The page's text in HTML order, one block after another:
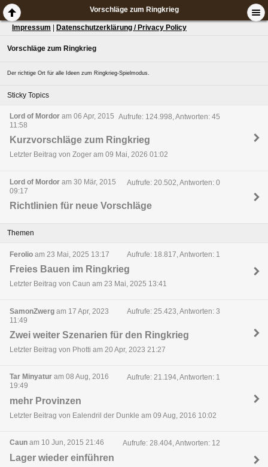
Vorschläge zum Ringkrieg
Impressum Datenschutzerklärung / Privacy Policy
Vorschläge zum Ringkrieg
Der richtige Ort für alle Ideen zum Ringkrieg-Spielmodus.
Sticky Topics
Lord of Mordor am 06 Apr, 2015
11:58
Aufrufe: 124.998, Antworten: 45
Kurzvorschläge zum Ringkrieg
Letzter Beitrag von Zoger am 09 Mai, 2026 01:02
Lord of Mordor am 30 Mär, 2015
09:17
Aufrufe: 20.502, Antworten: 0
Richtlinien für neue Vorschläge
Themen
Ferolio am 23 Mai, 2025 13:17 Aufrufe: 18.817, Antworten: 1
Freies Bauen im Ringkrieg
Letzter Beitrag von Caun am 23 Mai, 2025 13:41
SamonZwerg am 17 Apr, 2023
11:49
Aufrufe: 25.423, Antworten: 3
Zwei weiter Szenarien für den Ringkrieg
Letzter Beitrag von Photti am 20 Apr, 2023 21:27
Tar Minyatur am 08 Aug, 2016
19:49
Aufrufe: 21.194, Antworten: 1
mehr Provinzen
Letzter Beitrag von Ealendril der Dunkle am 09 Aug, 2016 10:02
Caun am 10 Jun, 2015 21:46 Aufrufe: 28.404, Antworten: 12
Lager wieder einführen